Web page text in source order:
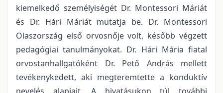
kiemelkedő személyiségét Dr. Montessori Máriát
és Dr. Hári Máriát mutatja be. Dr. Montessori
Olaszország első orvosnője volt, később végzett
pedagógiai tanulmányokat. Dr. Hári Mária fiatal
orvostanhallgatóként Dr. Pető András mellett
tevékenykedett, aki megteremtette a konduktív